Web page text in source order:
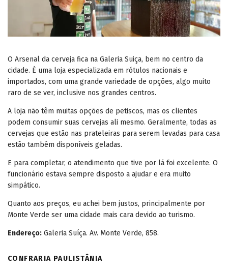
O Arsenal da cerveja fica na Galeria Suiça, bem no centro da
cidade. É uma loja especializada em rótulos nacionais e
importados, com uma grande variedade de opções, algo muito
raro de se ver, inclusive nos grandes centros.
A loja não têm muitas opções de petiscos, mas os clientes
podem consumir suas cervejas ali mesmo. Geralmente, todas as
cervejas que estão nas prateleiras para serem levadas para casa
estão também disponíveis geladas.
E para completar, o atendimento que tive por lá foi excelente. O
funcionário estava sempre disposto a ajudar e era muito
simpático.
Quanto aos preços, eu achei bem justos, principalmente por
Monte Verde ser uma cidade mais cara devido ao turismo.
Endereço: Galeria Suíça. Av. Monte Verde, 858.
CONFRARIA PAULISTÂNIA